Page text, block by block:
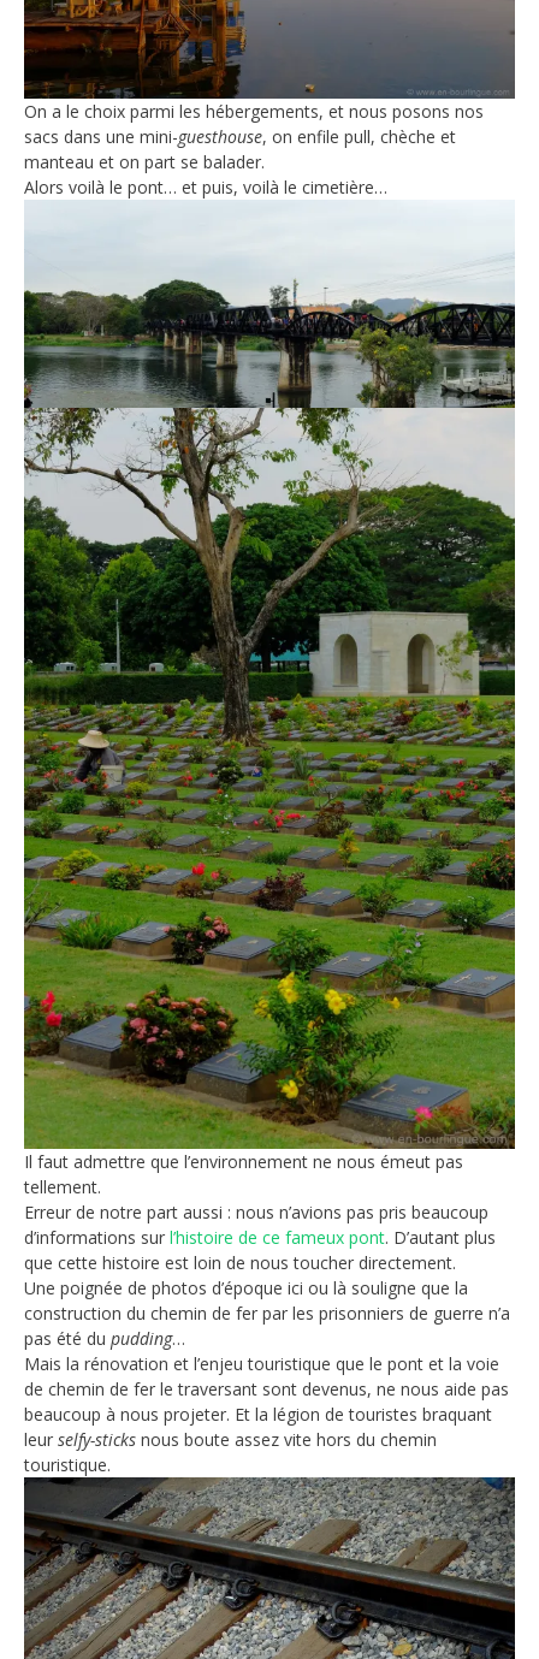
On a le choix parmi les hébergements, et nous posons nos
sacs dans une mini-guesthouse, on enfile pull, chèche et
manteau et on part se balader.
Alors voilà le pont… et puis, voilà le cimetière…
Il faut admettre que l’environnement ne nous émeut pas
tellement.
Erreur de notre part aussi : nous n’avions pas pris beaucoup
d’informations sur l’histoire de ce fameux pont. D’autant plus
que cette histoire est loin de nous toucher directement.
Une poignée de photos d’époque ici ou là souligne que la
construction du chemin de fer par les prisonniers de guerre n’a
pas été du pudding…
Mais la rénovation et l’enjeu touristique que le pont et la voie
de chemin de fer le traversant sont devenus, ne nous aide pas
beaucoup à nous projeter. Et la légion de touristes braquant
leur selfy-sticks nous boute assez vite hors du chemin
touristique.